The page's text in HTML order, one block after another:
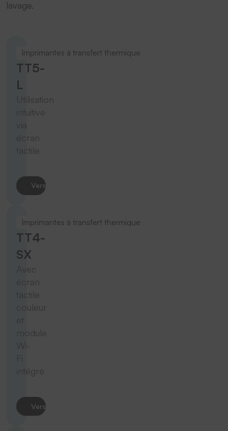
lavage.
Imprimantes à transfert thermique
TT5-
L
Utilisation
intuitive
écran
tactile
Vers le produit
Imprimantes à transfert thermique
TT4-
SX
Avec
écran
tactile
couleur
module
Wi-
intégré
Vers le produit